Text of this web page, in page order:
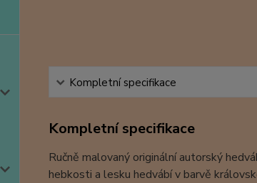
Kompletní specifikace
Kompletní specifikace
Ručně malovaný originální autorský
hebkosti a lesku hedvábí v barvě